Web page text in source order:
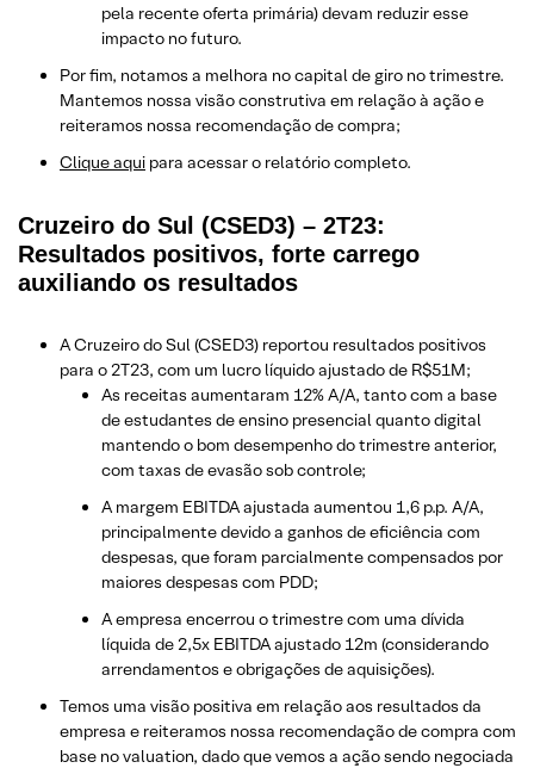
pela recente oferta primária) devam reduzir esse
impacto no futuro.
Por fim, notamos a melhora no capital de giro no trimestre.
Mantemos nossa visão construtiva em relação à ação e
reiteramos nossa recomendação de compra;
Clique aqui para acessar o relatório completo.
Cruzeiro do Sul (CSED3) – 2T23:
Resultados positivos, forte carrego
auxiliando os resultados
A Cruzeiro do Sul (CSED3) reportou resultados positivos
para o 2T23, com um lucro líquido ajustado de R$51M;
As receitas aumentaram 12% A/A, tanto com a base
de estudantes de ensino presencial quanto digital
mantendo o bom desempenho do trimestre anterior,
com taxas de evasão sob controle;
A margem EBITDA ajustada aumentou 1,6 p.p. A/A,
principalmente devido a ganhos de eficiência com
despesas, que foram parcialmente compensados por
maiores despesas com PDD;
A empresa encerrou o trimestre com uma dívida
líquida de 2,5x EBITDA ajustado 12m (considerando
arrendamentos e obrigações de aquisições).
Temos uma visão positiva em relação aos resultados da
empresa e reiteramos nossa recomendação de compra com
base no valuation, dado que vemos a ação sendo negociada